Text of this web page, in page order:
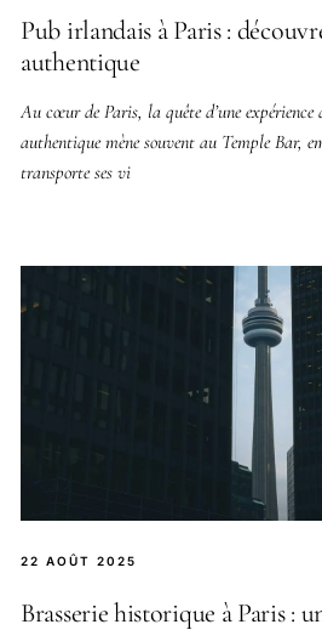
Pub irlandais à Paris :
authentique
Au cœur de Paris, la quête d’une
authentique mène souvent au Temple Bar,
transporte ses vi
22 AOÛT 2025
Brasserie historique à Paris :